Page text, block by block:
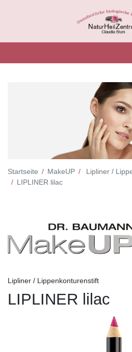
Startseite MakeUP
Lipliner /
LIPLINER lilac
Lipliner / Lippenkonturenstift
LIPLINER lilac